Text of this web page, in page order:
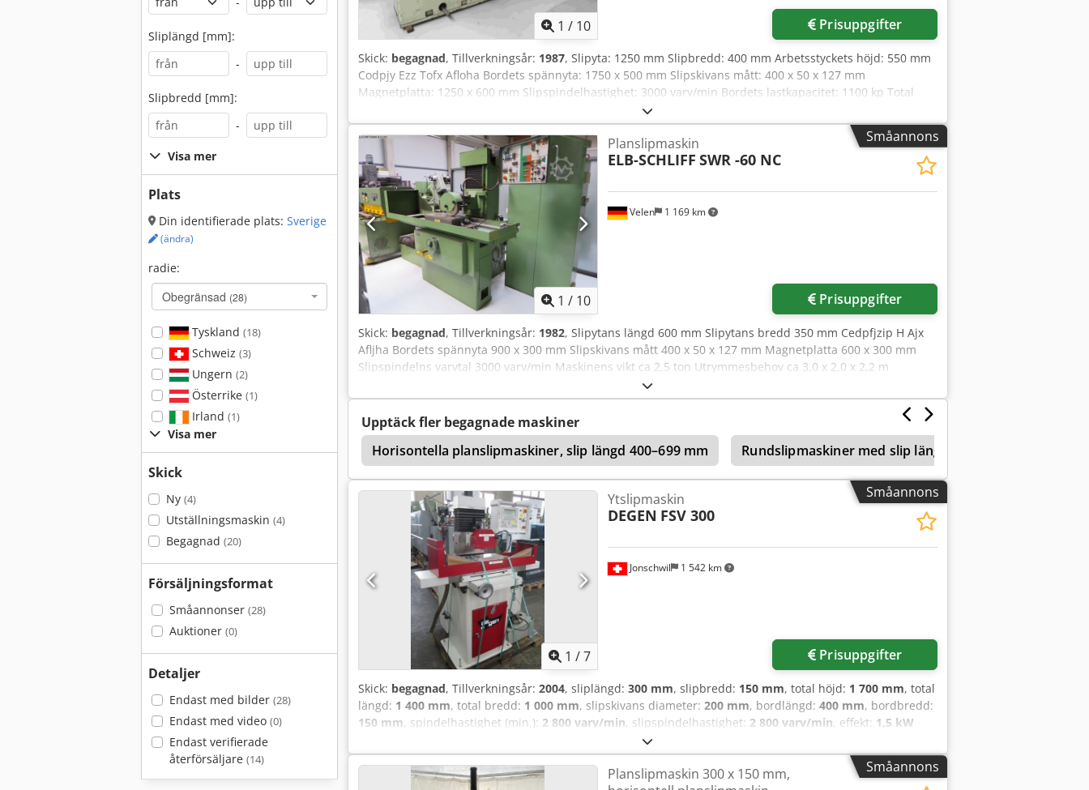
Sliplängd [mm]:
-
Slipbredd [mm]:
-
Visa mer
Plats
Din identifierade plats: Sverige
(ändra)
radie:
Obegränsad (28)
Tyskland (18)
Schweiz (3)
Ungern (2)
Österrike (1)
Irland (1)
Visa mer
Skick
Ny (4)
Utställningsmaskin (4)
Begagnad (20)
Försäljningsformat
Småannonser (28)
Auktioner (0)
Detaljer
Endast med bilder (28)
Endast med video (0)
Endast verifierade
återförsäljare (14)
1 / 10 Prisuppgifter
Skick: begagnad, Tillverkningsår: 1987, Slipyta: 1250 mm Slipbredd: 400 mm Arbetsstyckets höjd: 550 mm
Codpjy Ezz Tofx Afloha Bordets spännyta: 1750 x 500 mm Slipskivans mått: 400 x 50 x 127 mm
Magnetplatta: 1250 x 600 mm Slipspindelhastighet: 3000 varv/min Bordets lastkapacitet: 1100 kp Total
effektbehov: 13,8 kW Maskinens vikt: ca 6,0 ton Utrymmesbehov: ca 5,0 x 3,4 x 2,4 m Planslipmaskin -
Magnetplatta - Kylsystem - Dokumentation
Småannons
1 / 10
Velen 1 169 km
Planslipmaskin
ELB-SCHLIFF SWR -60 NC
Prisuppgifter
Skick: begagnad, Tillverkningsår: 1982, Slipytans längd 600 mm Slipytans bredd 350 mm Cedpfjzip H Ajx
Afljha Bordets spännyta 900 x 300 mm Slipskivans mått 400 x 50 x 127 mm Magnetplatta 600 x 300 mm
Slipspindelns varvtal 3000 varv/min Maskinens vikt ca 2,5 ton Utrymmesbehov ca 3,0 x 2,0 x 2,2 m
Upptäck fler begagnade maskiner
Horisontella planslipmaskiner, slip längd 400–699 mm
Rundslipmaskiner med slip längd 600–1099 mm
Cylinder Slipmaskin Cylindriska Slipmaskin
Småannons
1 /7
Jonschwil 1 542 km
Ytslipmaskin
DEGEN FSV 300
Prisuppgifter
Skick: begagnad, Tillverkningsår: 2004, sliplängd: 300 mm, slipbredd: 150 mm, total höjd: 1 700 mm, total
längd: 1 400 mm, total bredd: 1 000 mm, slipskivans diameter: 200 mm, bordlängd: 400 mm, bordbredd:
150 mm, spindelhastighet (min.): 2 800 varv/min, slipspindelhastighet: 2 800 varv/min, effekt: 1,5 kW
, Planslipmaskin, styrsystem SIEMENS Simatic OP17, magnetplatta
300x125 mm, avdragningsanordning för slipskivor, kylvätskesystem, diverse slipskivor Codpfx Afoxx Th
Småannons
Planslipmaskin 300 x 150 mm,